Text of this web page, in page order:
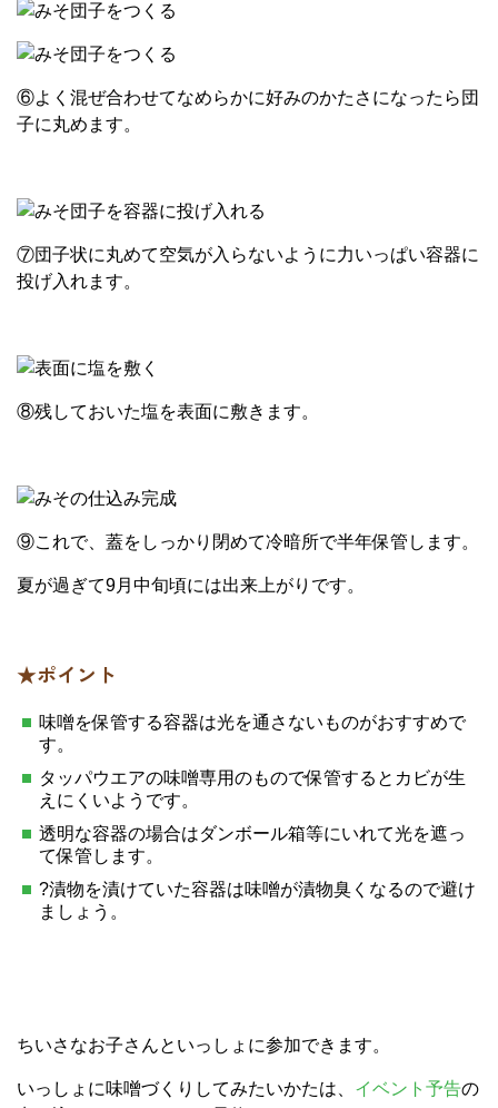
⑥よく混ぜ合わせてなめらかに好みのかたさになったら団
子に丸めます。
⑦団子状に丸めて空気が入らないように力いっぱい容器に
投げ入れます。
⑧残しておいた塩を表面に敷きます。
⑨これで、蓋をしっかり閉めて冷暗所で半年保管します。
夏が過ぎて9月中旬頃には出来上がりです。
★ポイント
味噌を保管する容器は光を通さないものがおすすめで
す。
タッパウエアの味噌専用のもので保管するとカビが生
えにくいようです。
透明な容器の場合はダンボール箱等にいれて光を遮っ
て保管します。
?漬物を漬けていた容器は味噌が漬物臭くなるので避け
ましょう。
ちいさなお子さんといっしょに参加できます。
いっしょに味噌づくりしてみたいかたは、 イベント予告の